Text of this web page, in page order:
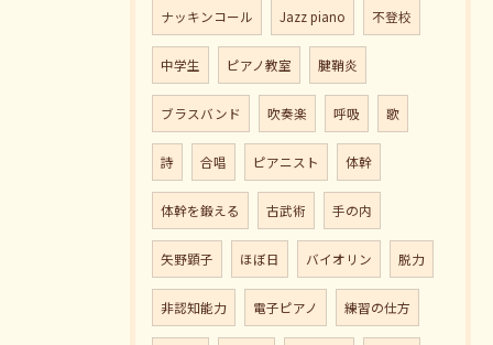
ナッキンコール Jazz piano 不登校
中学生 ピアノ教室 腱鞘炎
ブラスバンド 吹奏楽 呼吸 歌
詩 合唱 ピアニスト 体幹
体幹を鍛える 古武術 手の内
矢野顕子 ほぼ日 バイオリン 脱力
非認知能力 電子ピアノ 練習の仕方